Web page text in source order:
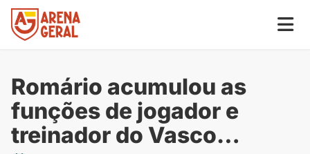
Romário acumulou as
funções de jogador e
treinador do Vasco…